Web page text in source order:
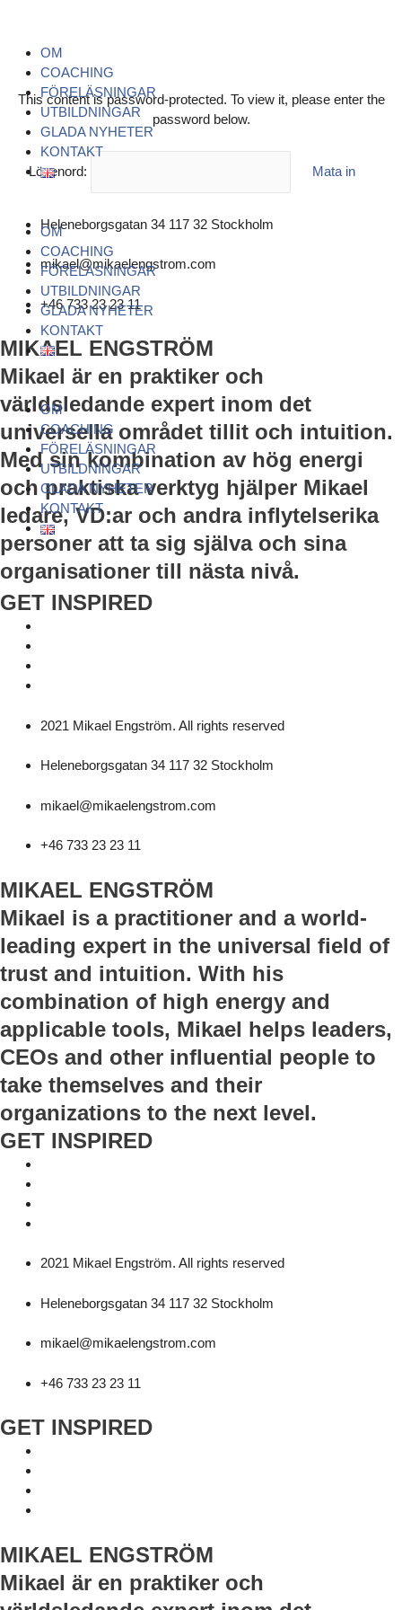
innehållOM
COACHING
FÖRELÄSNINGAR
UTBILDNINGAR
GLADA NYHETER
KONTAKT
OM
COACHING
FÖRELÄSNINGAR
UTBILDNINGAR
GLADA NYHETER
KONTAKT
OM
COACHING
FÖRELÄSNINGAR
UTBILDNINGAR
GLADA NYHETER
KONTAKT
This content is password-protected. To view it, please enter the
password below.
Lösenord:
Heleneborgsgatan 34 117 32 Stockholm
mikael@mikaelengstrom.com
+46 733 23 23 11
MIKAEL ENGSTRÖM
Mikael är en praktiker och
världsledande expert inom det
universella området tillit och intuition.
Med sin kombination av hög energi
och praktiska verktyg hjälper Mikael
ledare, VD:ar och andra inflytelserika
personer att ta sig själva och sina
organisationer till nästa nivå.
GET INSPIRED
2021 Mikael Engström. All rights reserved
Heleneborgsgatan 34 117 32 Stockholm
mikael@mikaelengstrom.com
+46 733 23 23 11
MIKAEL ENGSTRÖM
Mikael is a practitioner and a world-
leading expert in the universal field of
trust and intuition. With his
combination of high energy and
applicable tools, Mikael helps leaders,
CEOs and other influential people to
take themselves and their
organizations to the next level.
GET INSPIRED
2021 Mikael Engström. All rights reserved
Heleneborgsgatan 34 117 32 Stockholm
mikael@mikaelengstrom.com
+46 733 23 23 11
GET INSPIRED
MIKAEL ENGSTRÖM
Mikael är en praktiker och